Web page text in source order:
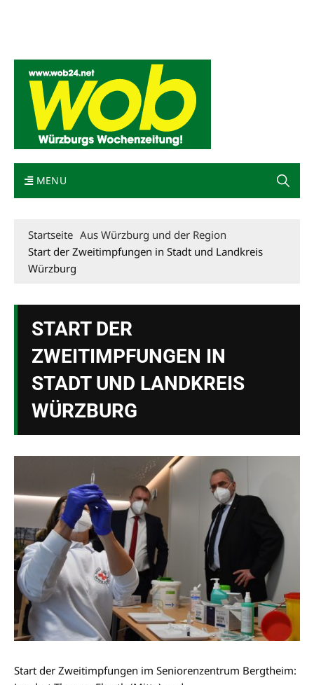
MENU
Startseite Aus Würzburg und der Region
Start der Zweitimpfungen in Stadt und Landkreis
Würzburg
START DER
ZWEITIMPFUNGEN IN
STADT UND LANDKREIS
WÜRZBURG
Start der Zweitimpfungen im Seniorenzentrum Bergtheim: